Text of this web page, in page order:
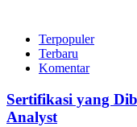
Terpopuler
Terbaru
Komentar
Sertifikasi yang
Analyst